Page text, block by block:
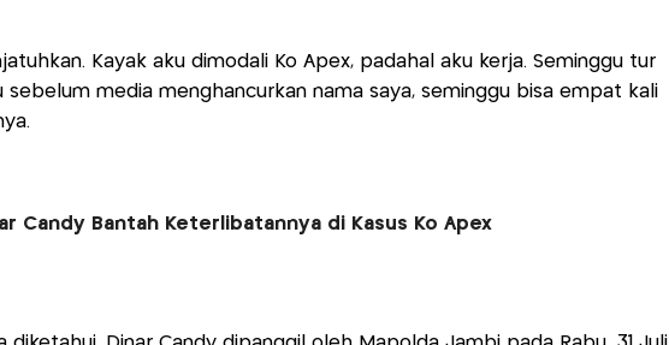
Kayak aku dimodali Ko Apex, padahal aku kerja. Seminggu tur
sebelum media menghancurkan nama saya, seminggu bisa empat kali
Candy Bantah Keterlibatannya di Kasus Ko Apex